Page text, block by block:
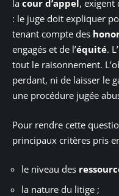
la cour d’appel , exigent
: le juge doit expliquer
tenant compte des
engagés et de l’équité.
tout le raisonnement.
perdant, ni de laisser le
une procédure jugée
Pour rendre cette
principaux critères pris
le niveau des
la nature du litige ;